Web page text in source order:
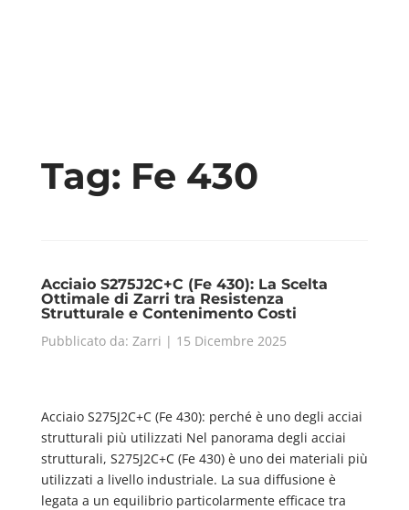
Tag: Fe 430
Acciaio S275J2C+C (Fe 430): La Scelta
Ottimale di Zarri tra Resistenza
Strutturale e Contenimento Costi
Pubblicato da: Zarri | 15 Dicembre 2025
Acciaio S275J2C+C (Fe 430): perché è uno degli acciai
strutturali più utilizzati Nel panorama degli acciai
strutturali, S275J2C+C (Fe 430) è uno dei materiali più
utilizzati a livello industriale. La sua diffusione è
legata a un equilibrio particolarmente efficace tra